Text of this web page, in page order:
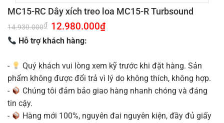
MC15-RC Dây xích treo loa MC15-R Turbsound
14.930.000₫ Giá
gốc
là:
14.930.000₫.
12.980.000₫Giá
Hỗ trợ khách hàng:
-
Quý khách vui lòng xem kỹ trước khi đặt hàng. Sản
phẩm không được đổi trả vì lý do không thích, không hợp.
-
Chúng tôi đảm bảo giao hàng nhanh chóng và đáng
tin cậy.
-
Hàng mới 100%, nguyên đai nguyên kiện, đầy đủ giấy